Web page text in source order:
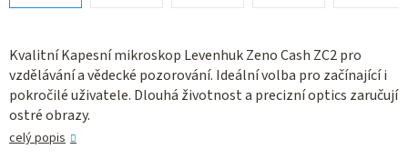
Kvalitní Kapesní mikroskop Levenhuk Zeno Cash ZC2 pro
vzdělávání a vědecké pozorování. Ideální volba pro začínající i
pokročilé uživatele. Dlouhá životnost a precizní optics zaručují
ostré obrazy.
celý popis